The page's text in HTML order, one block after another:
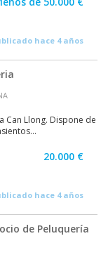
hace 4 años
Can Llong. Dispone de
20.000 €
hace 4 años
de Peluquería